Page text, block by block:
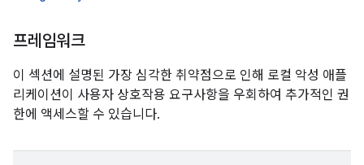
프레임워크
이 섹션에 설명된 가장 심각한 취약점으로 인해 로컬 악성 애플
리케이션이 사용자 상호작용 요구사항을 우회하여 추가적인 권
한에 액세스할 수 있습니다.